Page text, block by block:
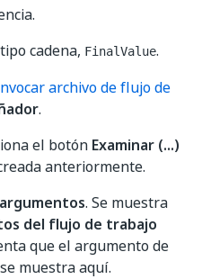
cadena, FinalValue.
archivo de flujo de
.
el botón Examinar (...)
anteriormente.
. Se muestra
del flujo de trabajo
que el argumento de
muestra aquí.